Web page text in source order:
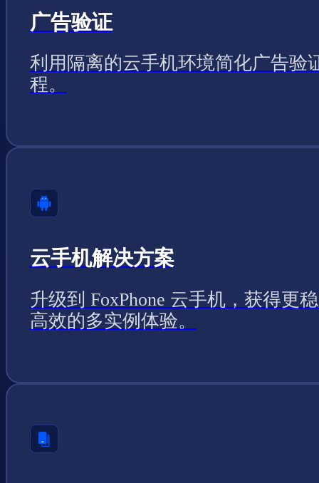
广告验证
利用隔离的云手机环境简化广告验
程。
云手机解决方案
升级到 FoxPhone 云手机，获得更
高效的多实例体验。